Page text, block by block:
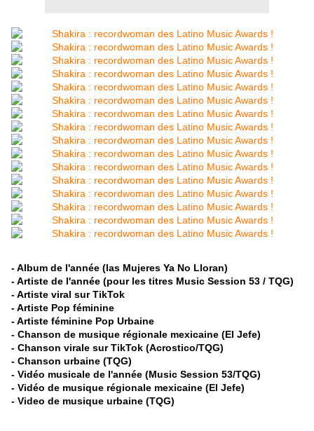
- Album de l'année (las Mujeres Ya No Lloran)
- Artiste de l'année (pour les titres Music Session 53 / TQG)
- Artiste viral sur TikTok
- Artiste Pop féminine
- Artiste féminine Pop Urbaine
- Chanson de musique régionale mexicaine (El Jefe)
- Chanson virale sur TikTok (Acrostico/TQG)
- Chanson urbaine (TQG)
- Vidéo musicale de l'année (Music Session 53/TQG)
- Vidéo de musique régionale mexicaine (El Jefe)
- Video de musique urbaine (TQG)